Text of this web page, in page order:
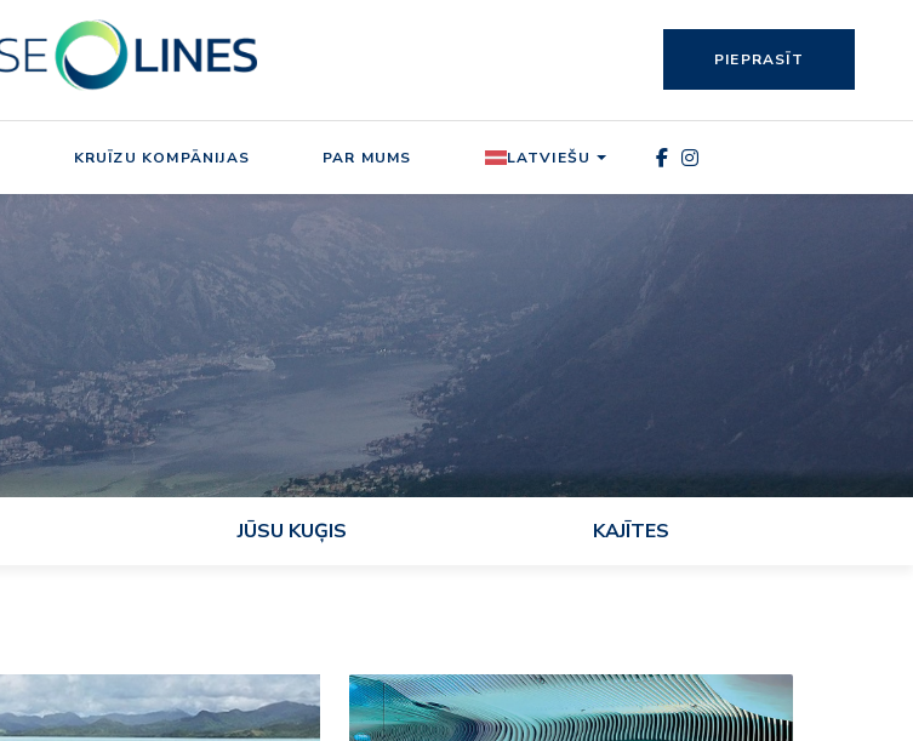
PIEPRASĪT
KRUĪZU KOMPĀNIJAS PAR MUMS LATVIEŠU
JŪSU KUĢIS KAJĪTES
2975737